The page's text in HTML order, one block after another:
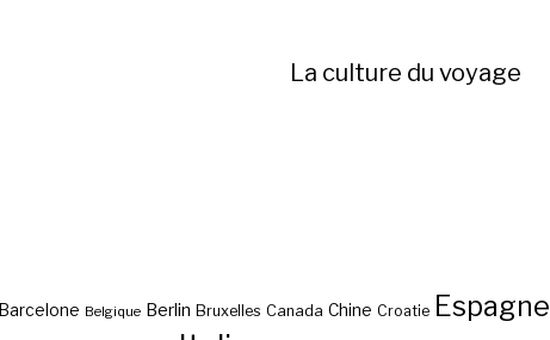
La culture du voyage
Barcelone Belgique Berlin Bruxelles Canada Chine Croatie Espagne